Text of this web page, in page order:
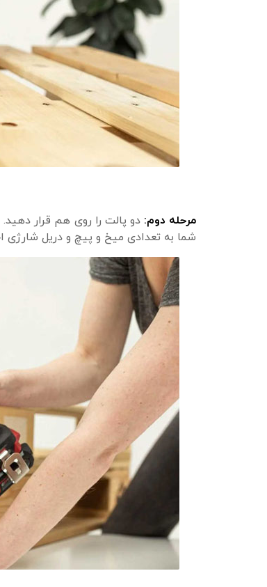
مرحله دوم: دو پالت را روی هم قرار
شما به تعدادی میخ و پیچ و دریل